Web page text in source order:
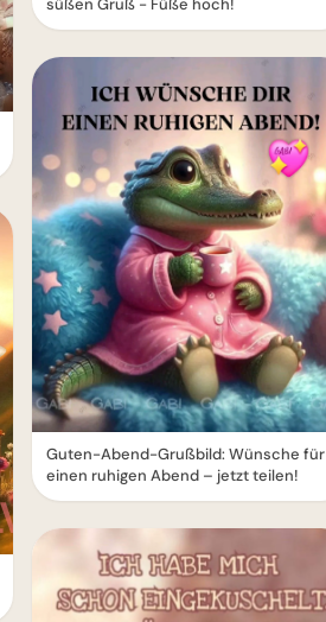
süßen Gruß - Füße hoch!
Guten-Abend-Grußbild: Wünsche für
einen ruhigen Abend – jetzt teilen!